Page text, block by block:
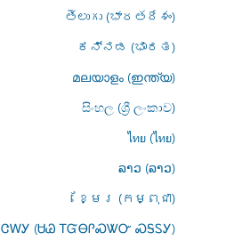
తెలుగు (భారతదేశం)
ಕನ್ನಡ (ಭಾರತ)
മലയാളം (ഇന്ത്യ)
සිංහල (ශ්‍රී ලංකාව)
ไทย (ไทย)
ລາວ (ລາວ)
ខ្មែរ (កម្ពុជា)
ᏣᎳᎩ (ᏌᏊ ᎢᏳᎾᎵᏍᏔᏅ ᏍᎦᏚᎩ)